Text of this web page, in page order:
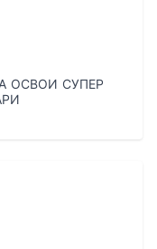
ОСВОИ СУПЕР